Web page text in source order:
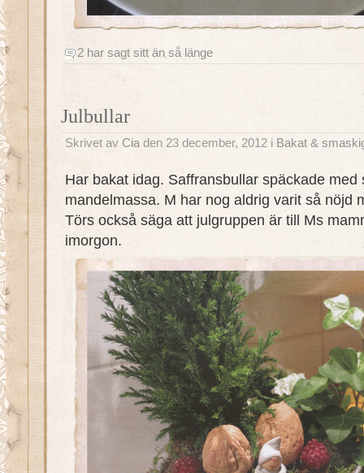
2 har sagt sitt än så länge
Julbullar
Skrivet av Cia den 23 december, 2012 i Bakat &
Har bakat idag. Saffransbullar späckade med
mandelmassa. M har nog aldrig varit så nöjd
Törs också säga att julgruppen är till Ms
imorgon.